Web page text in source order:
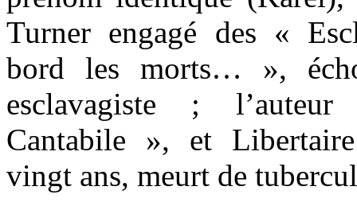
Turner engagé des «
bord les morts… »,
esclavagiste ;
Cantabile », et
vingt ans, meurt de